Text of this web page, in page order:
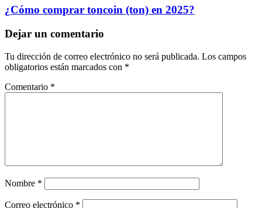
¿Cómo comprar toncoin (ton) en 2025?
Dejar un comentario
Tu dirección de correo electrónico no será publicada. Los campos
obligatorios están marcados con *
Comentario *
Nombre *
Correo electrónico *